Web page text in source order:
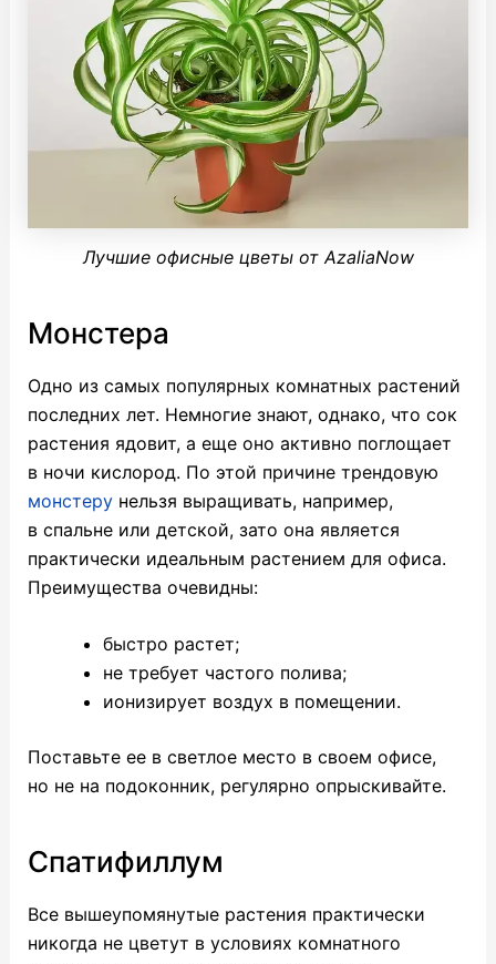
Лучшие офисные цветы от AzaliaNow
Монстера
Одно из самых популярных комнатных растений
последних лет. Немногие знают, однако, что сок
растения ядовит, а еще оно активно поглощает
в ночи кислород. По этой причине трендовую
монстерунельзя выращивать, например,
в спальне или детской, зато она является
практически идеальным растением для офиса.
Преимущества очевидны:
быстро растет;
не требует частого полива;
ионизирует воздух в помещении.
Поставьте ее в светлое место в своем офисе,
но не на подоконник, регулярно опрыскивайте.
Спатифиллум
Все вышеупомянутые растения практически
никогда не цветут в условиях комнатного